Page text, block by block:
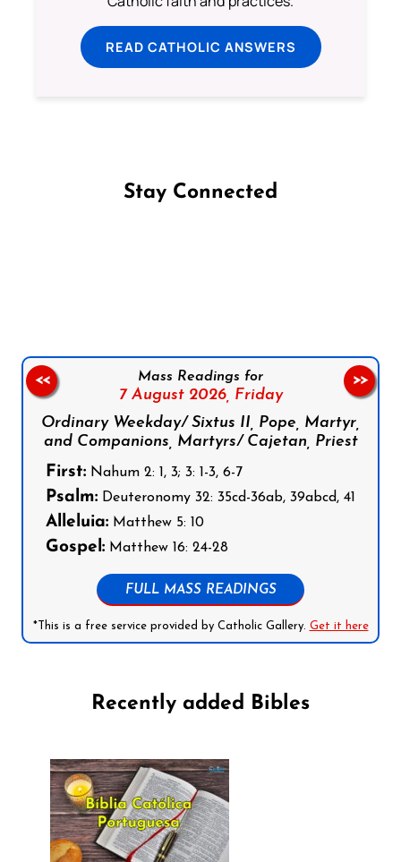
READ CATHOLIC ANSWERS
Stay Connected
Mass Readings for
7 August 2026, Friday
Ordinary Weekday/ Sixtus II, Pope, Martyr,
and Companions, Martyrs/ Cajetan, Priest
First: Nahum 2: 1, 3; 3: 1-3, 6-7
Psalm: Deuteronomy 32: 35cd-36ab, 39abcd, 41
Alleluia: Matthew 5: 10
Gospel: Matthew 16: 24-28
FULL MASS READINGS
*This is a free service provided by Catholic Gallery. Get it here
<< >>
Recently added Bibles